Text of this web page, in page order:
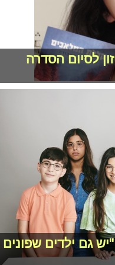
לסיום הסדרה
גם ילדים שפונים